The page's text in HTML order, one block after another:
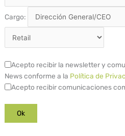
Cargo:
Acepto recibir la newsletter y
News conforme a la Política de
Acepto recibir comunicaciones